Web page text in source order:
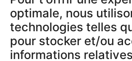
optimale, nous
technologies telles
pour stocker et/ou
informations
Tracker
Aktivierungscodes